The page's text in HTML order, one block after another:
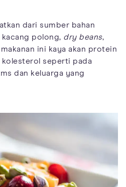
dari sumber bahan
polong, dry beans,
ini kaya akan protein
kolesterol seperti pada
dan keluarga yang